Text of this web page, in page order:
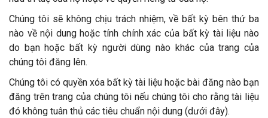
Chúng tôi sẽ không chịu trách nhiệm, về bất kỳ bên thứ ba
nào về nội dung hoặc tính chính xác của bất kỳ tài liệu nào
do bạn hoặc bất kỳ người dùng nào khác của trang của
chúng tôi đăng lên.
Chúng tôi có quyền xóa bất kỳ tài liệu hoặc bài đăng nào bạn
đăng trên trang của chúng tôi nếu chúng tôi cho rằng tài liệu
đó không tuân thủ các tiêu chuẩn nội dung (dưới đây).